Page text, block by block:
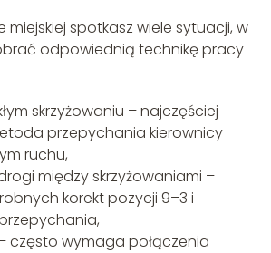
miejskiej spotkasz wiele sytuacji, w
odpowiednią technikę pracy
skrzyżowaniu – najczęściej
przepychania kierownicy
ruchu,
między skrzyżowaniami –
korekt pozycji 9–3 i
często wymaga połączenia